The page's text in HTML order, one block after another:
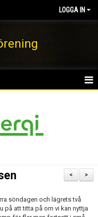
LOGGA IN
>
<
söndagen och lägrets två
på att titta på om vi kan nyttja